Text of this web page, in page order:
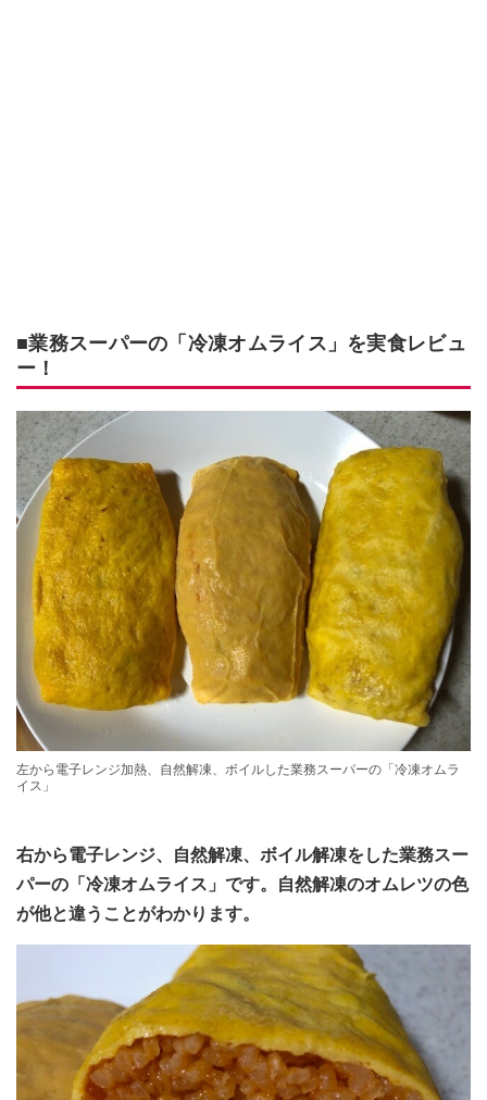
■業務スーパーの「冷凍オムライス」を実食レビュ
ー！
左から電子レンジ加熱、自然解凍、ボイルした業務スーパーの「冷凍オムラ
イス」
右から電子レンジ、自然解凍、ボイル解凍をした業務スー
パーの「冷凍オムライス」です。自然解凍のオムレツの色
が他と違うことがわかります。